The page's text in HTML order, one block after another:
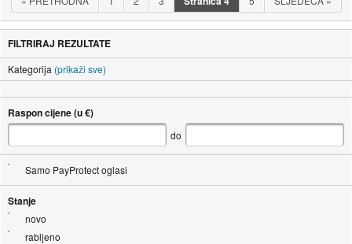
FILTRIRAJ REZULTATE
Kategorija (prikaži sve)
Raspon cijene (u €)
do
Samo PayProtect oglasi
Stanje
novo
rabljeno